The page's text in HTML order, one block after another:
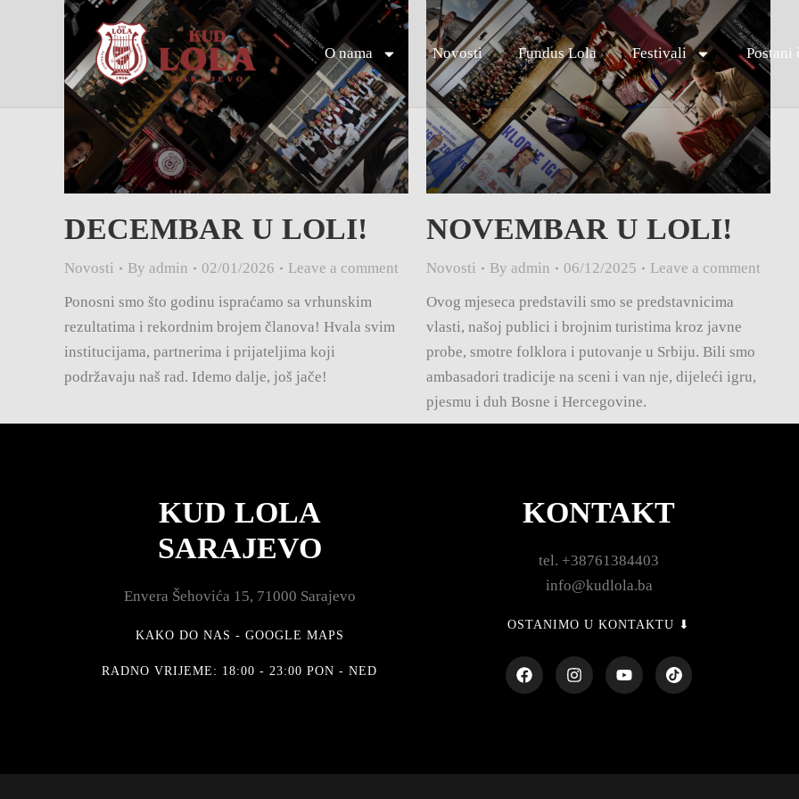
O nama Novosti Fundus Lola Festivali Postani
DECEMBAR U LOLI!
Novosti By admin 02/01/2026
Leave a comment
Ponosni smo što godinu ispraćamo sa vrhunskim
rezultatima i rekordnim brojem članova! Hvala svim
institucijama, partnerima i prijateljima koji
podržavaju naš rad. Idemo dalje, još jače!
NOVEMBAR U LOLI!
Novosti By admin 06/12/2025
Leave a comment
Ovog mjeseca predstavili smo se predstavnicima
vlasti, našoj publici i brojnim turistima kroz javne
probe, smotre folklora i putovanje u Srbiju. Bili smo
ambasadori tradicije na sceni i van nje, dijeleći igru,
pjesmu i duh Bosne i Hercegovine.
KUD LOLA
SARAJEVO
Envera Šehovića 15, 71000 Sarajevo
KAKO DO NAS - GOOGLE MAPS
RADNO VRIJEME: 18:00 - 23:00 PON - NED
KONTAKT
tel. +38761384403
info@kudlola.ba
OSTANIMO U KONTAKTU ⬇